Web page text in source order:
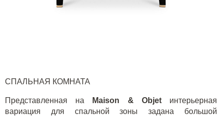
СПАЛЬНАЯ КОМНАТА
Представленная на Maison & Objet
интерьерная
вариация для спальной зоны задана большой